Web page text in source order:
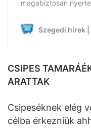
CSIPES
ARATTAK
Csipeséknek elég
célba érkezniük